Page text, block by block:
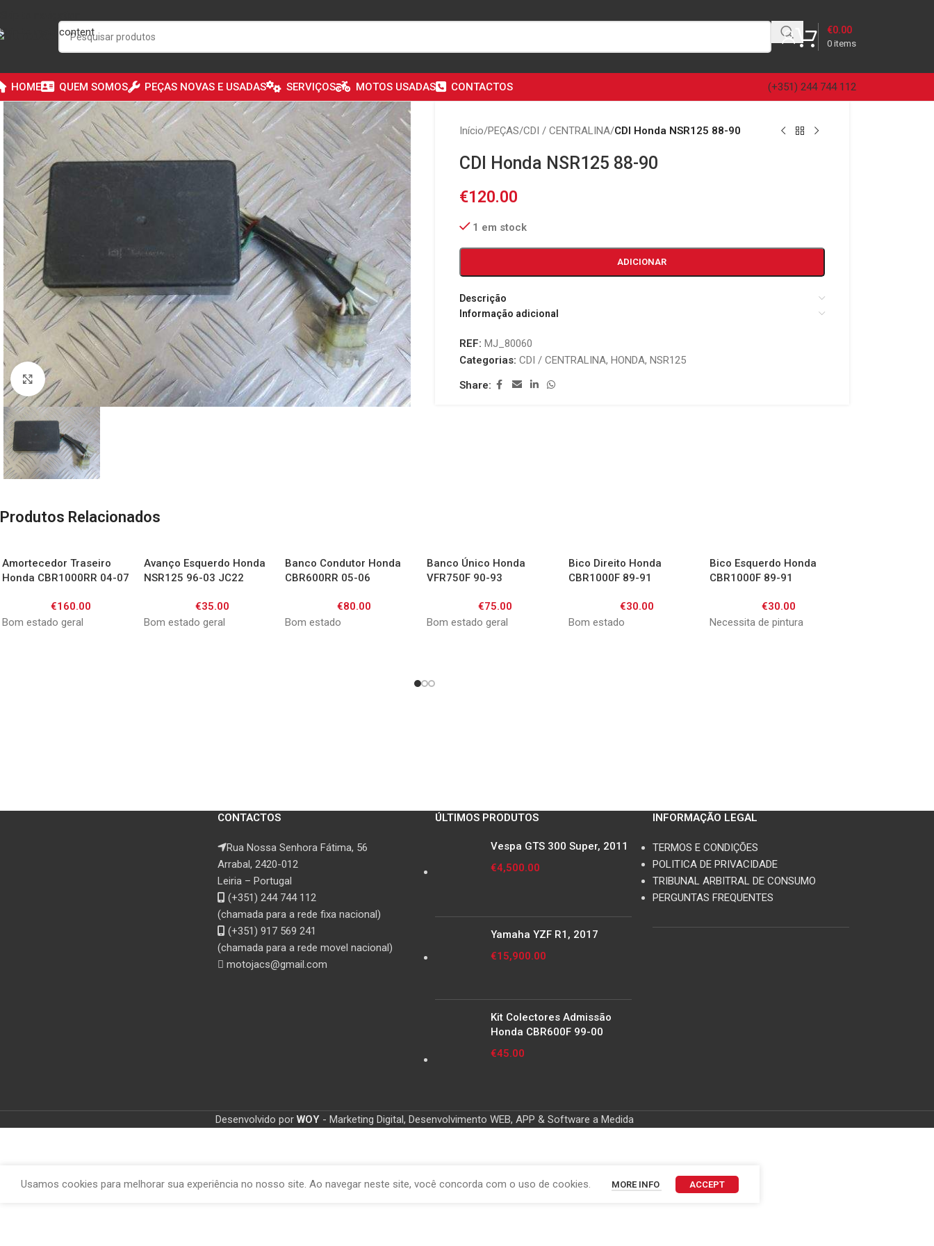
Skip to main content
0 items
€0.00
HOME QUEM SOMOS PEÇAS NOVAS E USADAS SERVIÇOS MOTOS USADAS CONTACTOS (+351) 244 744 112
Click to enlarge
Início/PEÇAS/CDI / CENTRALINA/CDI Honda NSR125 88-90
CDI Honda NSR125 88-90
€120.00
1 em stock
ADICIONAR
Descrição
Informação adicional
REF: MJ_80060
Categorias: CDI / CENTRALINA, HONDA, NSR125
Share:
Produtos Relacionados
Amortecedor Traseiro
Honda CBR1000RR 04-07
€160.00
Bom estado geral
Avanço Esquerdo Honda
NSR125 96-03 JC22
€35.00
Bom estado geral
Banco Condutor Honda
CBR600RR 05-06
€80.00
Bom estado
Banco Único Honda
VFR750F 90-93
€75.00
Bom estado geral
Bico Direito Honda
CBR1000F 89-91
€30.00
Bom estado
Bico Esquerdo Honda
CBR1000F 89-91
€30.00
Necessita de pintura
CONTACTOS
Rua Nossa Senhora Fátima, 56
Arrabal, 2420-012
Leiria – Portugal
(+351) 244 744 112
(chamada para a rede fixa nacional)
(+351) 917 569 241
(chamada para a rede movel nacional)
motojacs@gmail.com
ÚLTIMOS PRODUTOS
Vespa GTS 300 Super, 2011
€4,500.00
Yamaha YZF R1, 2017
€15,900.00
Kit Colectores Admissão
Honda CBR600F 99-00
€45.00
INFORMAÇÃO LEGAL
TERMOS E CONDIÇÕES
POLITICA DE PRIVACIDADE
TRIBUNAL ARBITRAL DE CONSUMO
PERGUNTAS FREQUENTES
Desenvolvido por WOY - Marketing Digital, Desenvolvimento WEB, APP & Software a Medida
Usamos cookies para melhorar sua experiência no nosso site. Ao navegar neste site, você concorda com o uso de cookies. MORE INFO ACCEPT